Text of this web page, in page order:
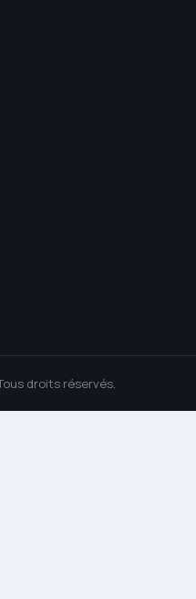
droits réservés.